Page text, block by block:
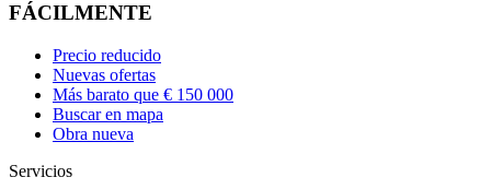
FÁCILMENTE
Precio reducido
Nuevas ofertas
Más barato que € 150 000
Buscar en mapa
Obra nueva
Servicios